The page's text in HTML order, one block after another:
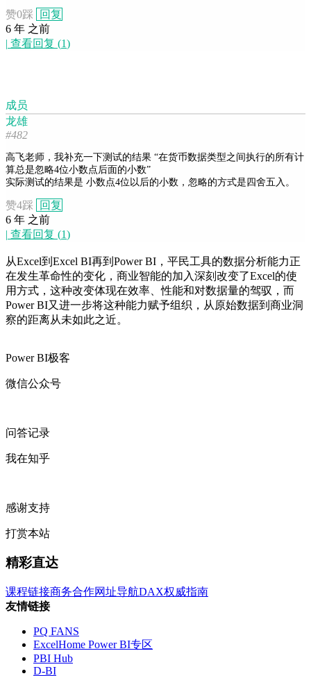
赞0踩
回复
6 年 之前
| 查看回复 (1)
成员
龙雄
#482
高飞老师，我补充一下测试的结果 “在货币数据类型之间执行的所有计
算总是忽略4位小数点后面的小数”
实际测试的结果是 小数点4位以后的小数，忽略的方式是四舍五入。
赞4踩
回复
6 年 之前
| 查看回复 (1)
从Excel到Excel BI再到Power BI，平民工具的数据分析能力正
在发生革命性的变化，商业智能的加入深刻改变了Excel的使
用方式，这种改变体现在效率、性能和对数据量的驾驭，而
Power BI又进一步将这种能力赋予组织，从原始数据到商业洞
察的距离从未如此之近。
Power BI极客
微信公众号
问答记录
我在知乎
感谢支持
打赏本站
精彩直达
课程链接商务合作网址导航DAX权威指南
友情链接
PQ FANS
ExcelHome Power BI专区
PBI Hub
D-BI